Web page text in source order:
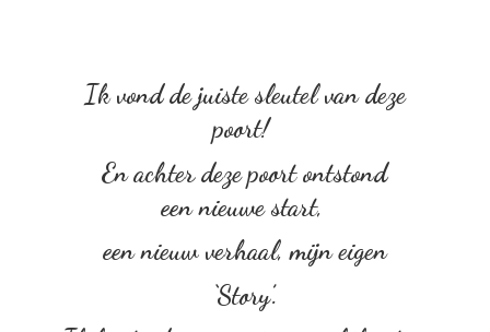
Ik vond de juiste sleutel van deze
poort!
En achter deze poort ontstond
een nieuwe start,
een nieuw verhaal, mijn eigen
‘Story’.